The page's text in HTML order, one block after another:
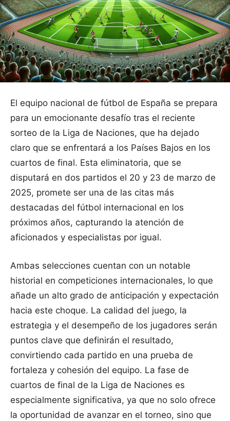
El equipo nacional de fútbol de España se prepara
para un emocionante desafío tras el reciente
sorteo de la Liga de Naciones, que ha dejado
claro que se enfrentará a los Países Bajos en los
cuartos de final. Esta eliminatoria, que se
disputará en dos partidos el 20 y 23 de marzo de
2025, promete ser una de las citas más
destacadas del fútbol internacional en los
próximos años, capturando la atención de
aficionados y especialistas por igual.
Ambas selecciones cuentan con un notable
historial en competiciones internacionales, lo que
añade un alto grado de anticipación y expectación
hacia este choque. La calidad del juego, la
estrategia y el desempeño de los jugadores serán
puntos clave que definirán el resultado,
convirtiendo cada partido en una prueba de
fortaleza y cohesión del equipo. La fase de
cuartos de final de la Liga de Naciones es
especialmente significativa, ya que no solo ofrece
la oportunidad de avanzar en el torneo, sino que